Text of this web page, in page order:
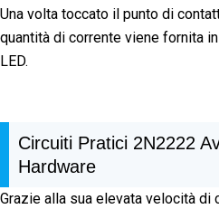
Una volta toccato il punto di
quantità di corrente viene fornita
LED.
Circuiti Pratici 2N2222
Hardware
Grazie alla sua elevata velocità di